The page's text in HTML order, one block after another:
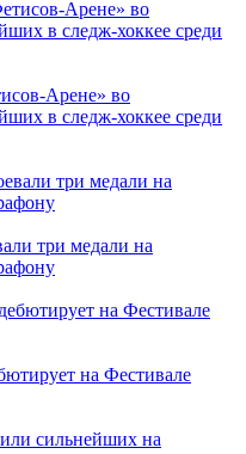
Арене» во
в следж-хоккее среди
три медали на
на Фестивале